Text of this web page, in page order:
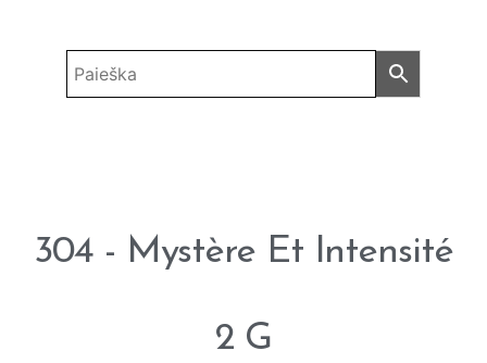
304 - Mystère Et Intensité
2 G